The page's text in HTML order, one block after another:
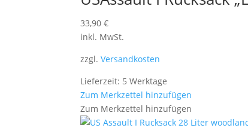
33,90€
inkl. MwSt.
zzgl.Versandkosten
Lieferzeit: 5 Werktage
Zum Merkzettel hinzufügen
Zum Merkzettel hinzufügen